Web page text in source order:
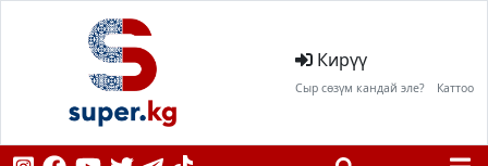
Кирүү
Сыр сөзүм кандай эле? Каттоо